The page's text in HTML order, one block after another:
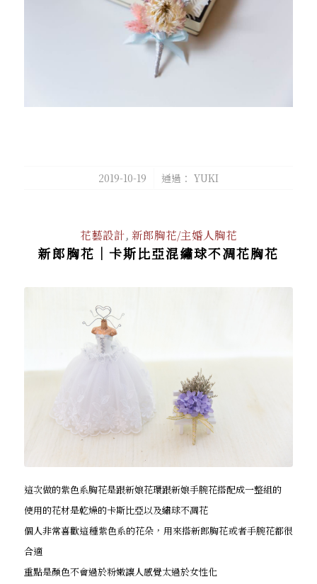
2019-10-19
/ 通過： YUKI
花藝設計, 新郎胸花/主婚人胸花
新郎胸花｜卡斯比亞混繡球不凋花胸花
這次做的紫色系胸花是跟新娘花環跟新娘手腕花搭配成一整組的
使用的花材是乾燥的卡斯比亞以及繡球不凋花
個人非常喜歡這種紫色系的花朵，用來搭新郎胸花或者手腕花都很
合適
重點是顏色不會過於粉嫩讓人感覺太過於女性化